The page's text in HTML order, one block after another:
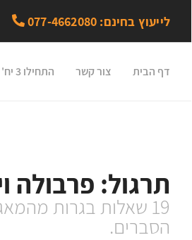
לייעוץ בחינם: 077-4662080
דף הבית צור קשר התחילו 3 יח'
תרגול: פרבולה
19 שאלות בגרות
הסברים.